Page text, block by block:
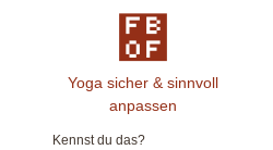
Yoga sicher & sinnvoll
anpassen
Kennst du das?